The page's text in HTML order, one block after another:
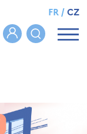
FR/CZ